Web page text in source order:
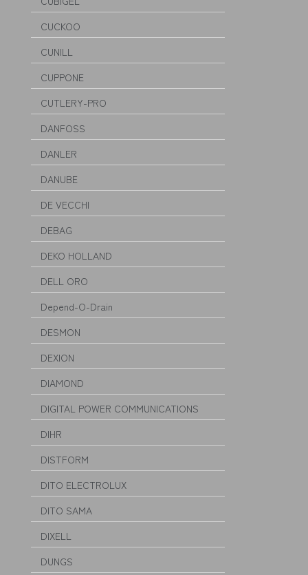
CUCKOO
CUNILL
CUPPONE
CUTLERY-PRO
DANFOSS
DANLER
DANUBE
DE VECCHI
DEBAG
DEKO HOLLAND
DELL ORO
Depend-O-Drain
DESMON
DEXION
DIAMOND
DIGITAL POWER COMMUNICATIONS
DIHR
DISTFORM
DITO ELECTROLUX
DITO SAMA
DIXELL
DUNGS